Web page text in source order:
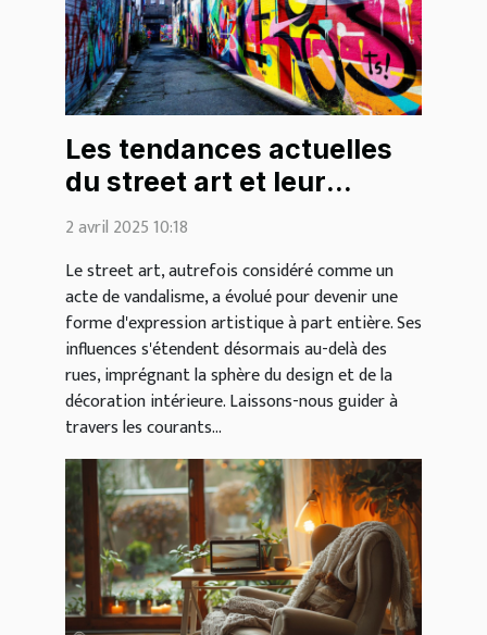
Les tendances actuelles
du street art et leur
impact sur la décoration
2 avril 2025 10:18
Le street art, autrefois considéré comme un
acte de vandalisme, a évolué pour devenir une
forme d'expression artistique à part entière. Ses
influences s'étendent désormais au-delà des
rues, imprégnant la sphère du design et de la
décoration intérieure. Laissons-nous guider à
travers les courants...